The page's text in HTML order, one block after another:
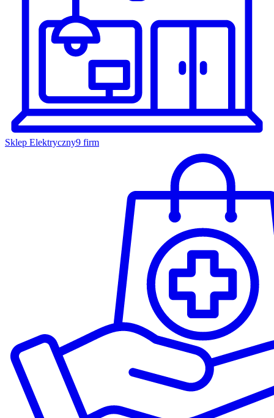
Sklep Elektryczny9 firm